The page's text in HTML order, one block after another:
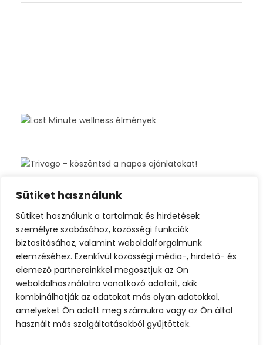
Sütiket használunk
Sütiket használunk a tartalmak és hirdetések
személyre szabásához, közösségi funkciók
biztosításához, valamint weboldalforgalmunk
elemzéséhez. Ezenkívül közösségi média-, hirdető- és
elemező partnereinkkel megosztjuk az Ön
weboldalhasználatra vonatkozó adatait, akik
kombinálhatják az adatokat más olyan adatokkal,
amelyeket Ön adott meg számukra vagy az Ön által
használt más szolgáltatásokból gyűjtöttek.